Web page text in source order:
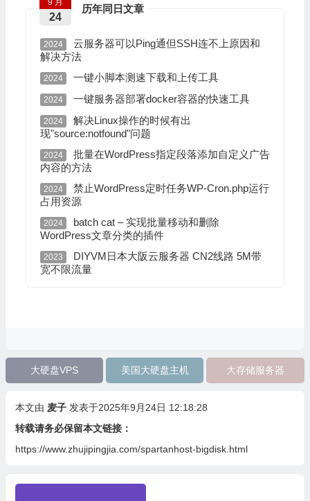
历年同日文章
9 月
24
2024
云服务器可以Ping通但SSH连不上原因和
解决方法
2024 一键小脚本测速下载和上传工具
2024 一键服务器部署docker容器的快速工具
2024
解决Linux操作的时候有出
现"source:notfound"问题
2024
批量在WordPress指定段落添加自定义广告
内容的方法
2024
禁止WordPress定时任务WP-Cron.php运行
占用资源
2024
batch cat – 实现批量移动和删除
WordPress文章分类的插件
2023
DIYVM日本大阪云服务器 CN2线路 5M带
宽不限流量
大硬盘VPS 美国大硬盘主机 大存储服务器
本文由 麦子 发表于2025年9月24日 12:18:28
转载请务必保留本文链接：
https://www.zhujipingjia.com/spartanhost-bigdisk.html